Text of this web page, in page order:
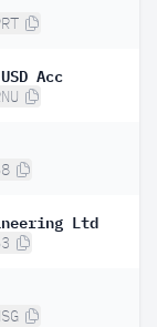
Acc
Ltd